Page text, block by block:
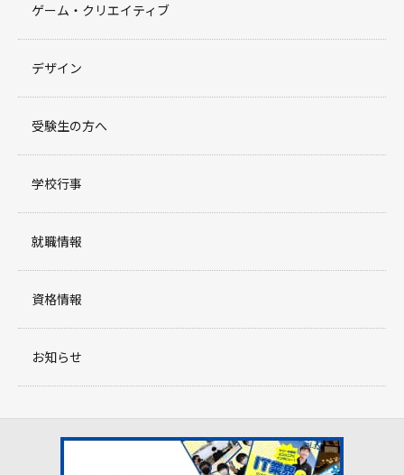
ゲーム・クリエイティブ
デザイン
受験生の方へ
学校行事
就職情報
資格情報
お知らせ